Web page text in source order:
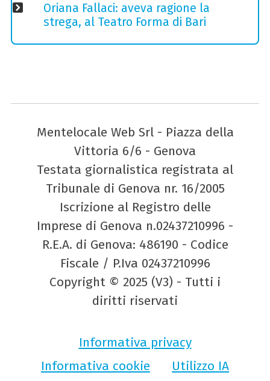
Oriana Fallaci: aveva ragione la
strega, al Teatro Forma di Bari
Mentelocale Web Srl - Piazza della
Vittoria 6/6 - Genova
Testata giornalistica registrata al
Tribunale di Genova nr. 16/2005
Iscrizione al Registro delle
Imprese di Genova n.02437210996 -
R.E.A. di Genova: 486190 - Codice
Fiscale / P.Iva 02437210996
Copyright © 2025 (V3) - Tutti i
diritti riservati
Informativa privacy
Informativa cookie
Utilizzo IA